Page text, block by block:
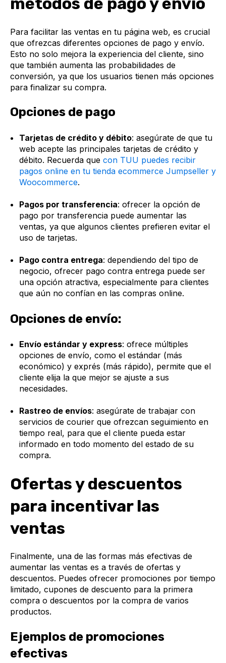
Para facilitar las ventas en tu página web, es crucial
que ofrezcas diferentes opciones de pago y envío.
Esto no solo mejora la experiencia del cliente, sino
que también aumenta las probabilidades de
conversión, ya que los usuarios tienen más opciones
para finalizar su compra.
Opciones de pago
Tarjetas de crédito y débito: asegúrate de que tu
web acepte las principales tarjetas de crédito y
débito. Recuerda que con TUU puedes recibir
pagos online en tu tienda ecommerce Jumpseller y
Woocommerce.
Pagos por transferencia: ofrecer la opción de
pago por transferencia puede aumentar las
ventas, ya que algunos clientes prefieren evitar el
uso de tarjetas.
Pago contra entrega: dependiendo del tipo de
negocio, ofrecer pago contra entrega puede ser
una opción atractiva, especialmente para clientes
que aún no confían en las compras online.
Opciones de envío:
Envío estándar y express: ofrece múltiples
opciones de envío, como el estándar (más
económico) y exprés (más rápido), permite que el
cliente elija la que mejor se ajuste a sus
necesidades.
Rastreo de envíos: asegúrate de trabajar con
servicios de courier que ofrezcan seguimiento en
tiempo real, para que el cliente pueda estar
informado en todo momento del estado de su
compra.
Ofertas y descuentos
para incentivar las
ventas
Finalmente, una de las formas más efectivas de
aumentar las ventas es a través de ofertas y
descuentos. Puedes ofrecer promociones por tiempo
limitado, cupones de descuento para la primera
compra o descuentos por la compra de varios
productos.
Ejemplos de promociones
efectivas